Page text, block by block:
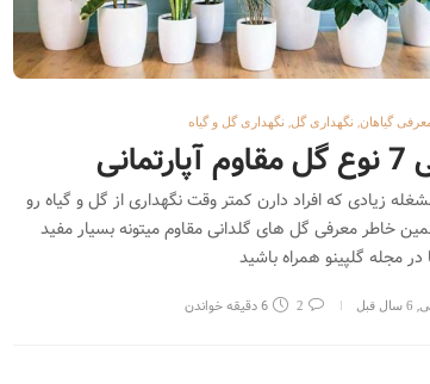
گیاهان, نگهداری گل, نگهداری گل و گیاه
زیادی که افراد دارن کمتر وقت نگهداری از گل و گیاه رو
خاطر معرفی گل های گلدانی مقاوم میتونه بسیار مفید
در مجله گلپینو همراه باشید
, 6 سال قبل 6 دقیقه خواندن